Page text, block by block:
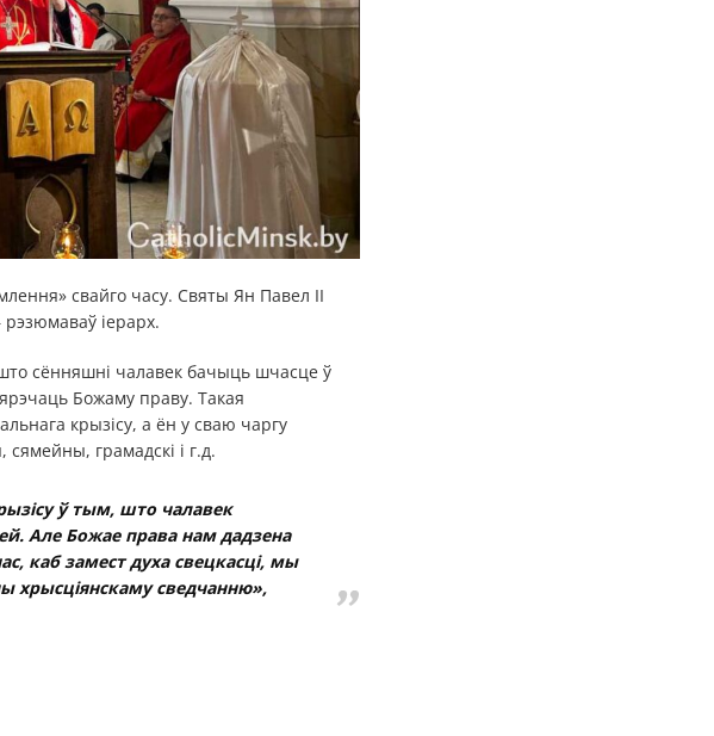
свайго часу. Святы Ян Павел II
рэзюмаваў іерарх.
сённяшні чалавек бачыць шчасце ў
Божаму праву. Такая
крызісу, а ён у сваю чаргу
грамадскі і г.д.
ў тым, што чалавек
Але Божае права нам дадзена
каб замест духа свецкасці, мы
хрысціянскаму сведчанню»,